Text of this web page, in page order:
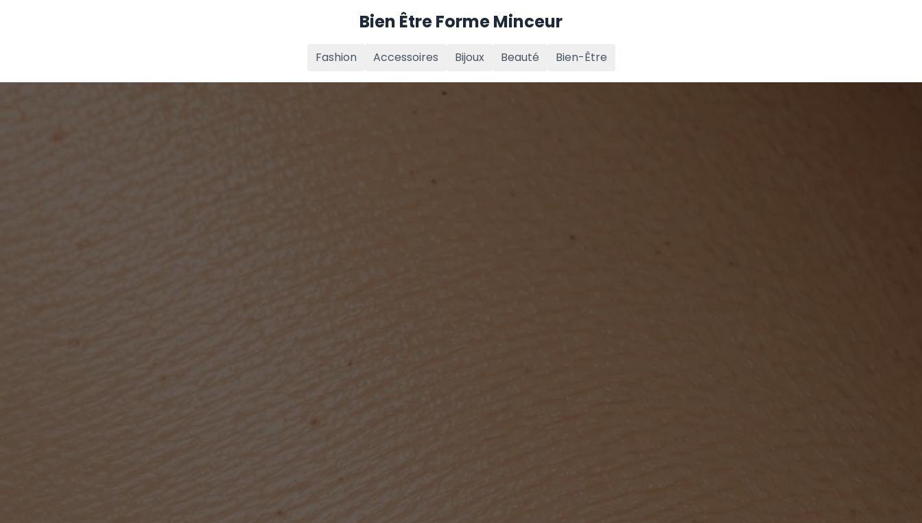
Bien Être Forme Minceur
Fashion Accessoires Bijoux Beauté Bien-Être